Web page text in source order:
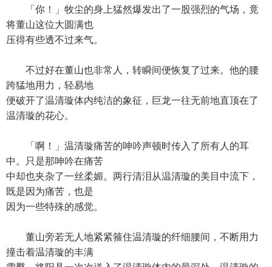
「你！」牧尘的身上猛然爆发出了一股强烈的气场，竟
将董山这位大圆满也
压得有些透不过来气。
不过好在董山也非常人，转瞬间便恢复了过来。他的腰
跨猛地用力，轻易地
便破开了温清璇体内纯洁的象征，巨龙一往无前地直顶在了
温清璇的花心。
「啊！」温清璇痛苦的呻吟声顿时传入了所有人的耳
中。只是那呻吟在痛苦
中却也夹杂了一丝柔媚。两行清泪从温清璇的美目中流下，
既是因为痛苦，也是
因为一些特殊的感觉。
董山旁若无人地紧紧箍住温清璇的纤细腰间，不断用力
撞击着温清璇的丰满